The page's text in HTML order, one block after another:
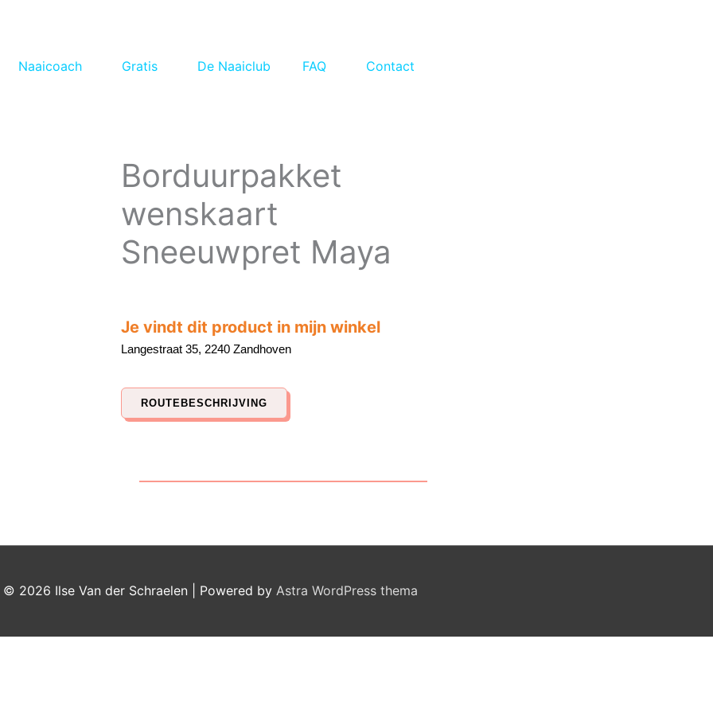
Naaicoach Gratis De Naaiclub FAQ Contact
Borduurpakket
wenskaart
Sneeuwpret Maya
Je vindt dit product in mijn winkel
Langestraat 35, 2240 Zandhoven
ROUTEBESCHRIJVING
© 2026 Ilse Van der Schraelen | Powered by Astra WordPress thema